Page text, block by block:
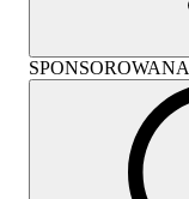
SPONSOROWANA